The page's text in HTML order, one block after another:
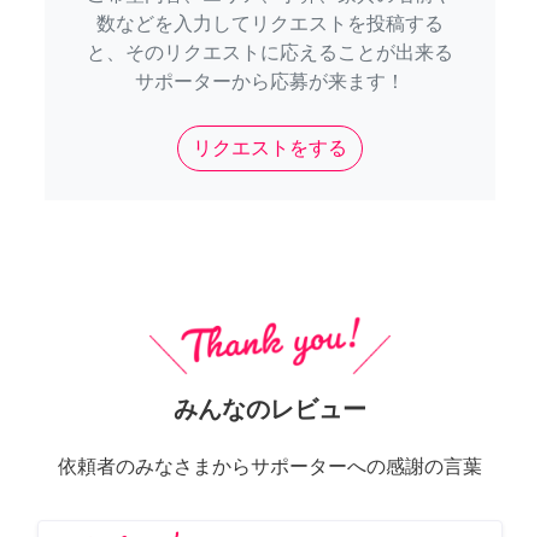
数などを入力してリクエストを投稿する
と、そのリクエストに応えることが出来る
サポーターから応募が来ます！
リクエストをする
みんなのレビュー
依頼者のみなさまからサポーターへの感謝の言葉